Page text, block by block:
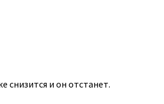
снизится и он отстанет.